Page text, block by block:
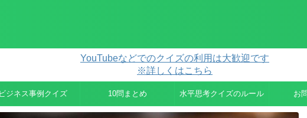
YouTubeなどでのクイズの利用は大歓迎です
※詳しくはこちら
ビジネス事例クイズ 10問まとめ 水平思考クイズのルール お